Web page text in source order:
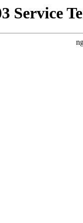
Service